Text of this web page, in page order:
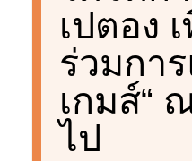
เปตอง
ร่วมกา
เกมส์“
ไป